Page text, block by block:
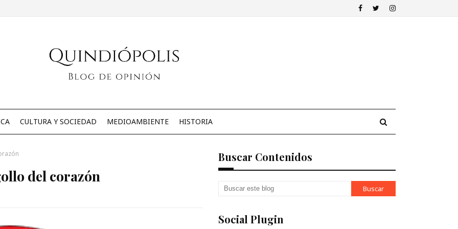
CULTURA Y SOCIEDAD MEDIOAMBIENTE HISTORIA
del corazón
Buscar Contenidos
Social Plugin